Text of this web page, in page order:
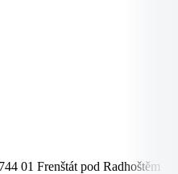
01 Frenštát pod Radhoštěm